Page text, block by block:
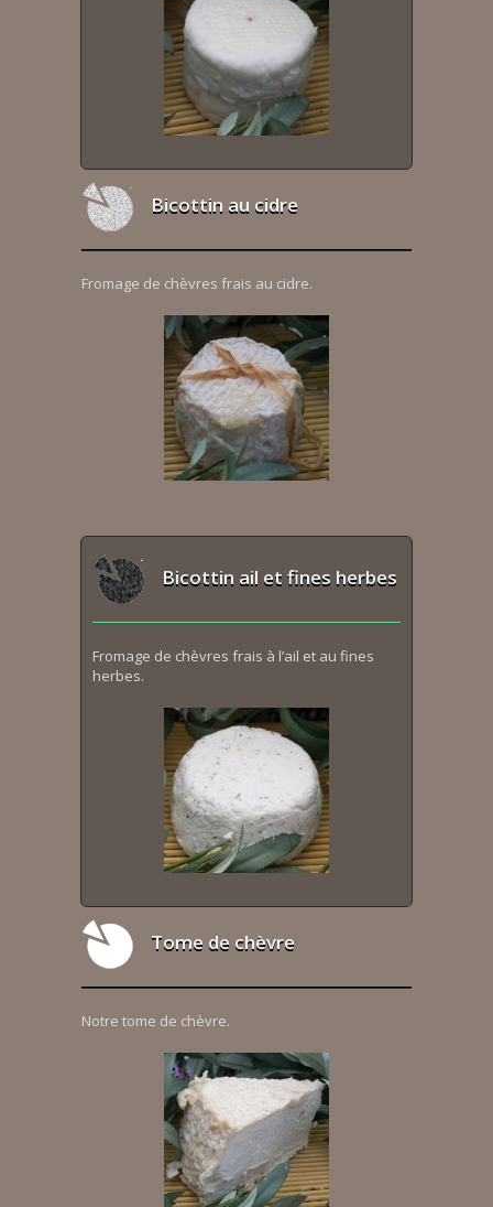
Bicottin au cidre
Fromage de chèvres frais au cidre.
Bicottin ail et fines herbes
Fromage de chèvres frais à l’ail et au fines
herbes.
Tome de chèvre
Notre tome de chèvre.